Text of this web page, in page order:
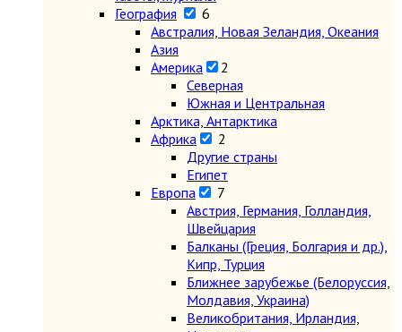
География
6
Австралия, Новая Зеландия, Океания
Азия
Америка
2
Северная
Южная и Центральная
Арктика, Антарктика
Африка
2
Другие страны
Египет
Европа
7
Австрия, Германия, Голландия,
Швейцария
Балканы (Греция, Болгария и др.),
Кипр, Турция
Ближнее зарубежье (Белоруссия,
Молдавия, Украина)
Великобритания, Ирландия,